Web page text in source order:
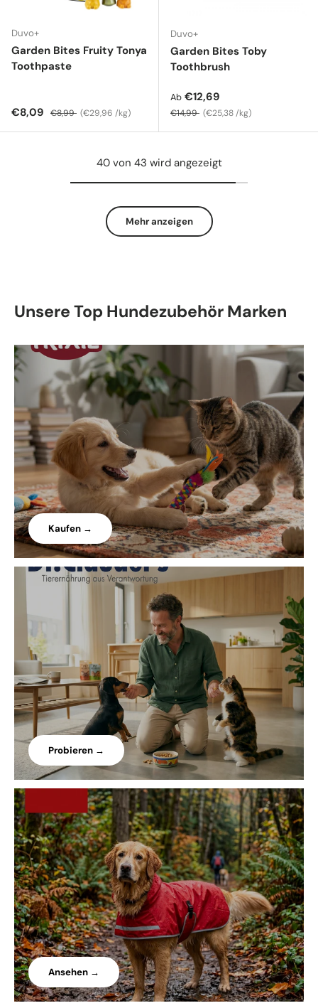
Duvo+
Garden Bites Fruity Tonya
Toothpaste
Verkaufspreis
€8,09 Normaler Preis
€8,99 Grundpreis
€29,96 /kg
Duvo+
Garden Bites Toby
Toothbrush
Verkaufspreis
Ab €12,69
Normaler Preis
€14,99 Grundpreis
€25,38 /kg
40 von 43 wird angezeigt
Mehr anzeigen
Unsere Top Hundezubehör Marken
Kaufen →
Probieren →
Ansehen →